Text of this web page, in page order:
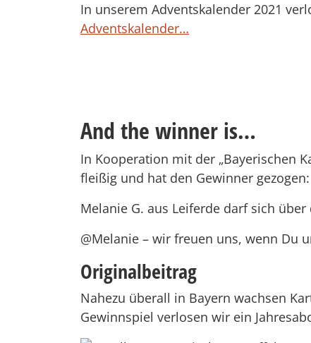
In unserem Adventskalender 2021
Adventskalender…
And the winner is…
In Kooperation mit der „Bayerischen
fleißig und hat den Gewinner gezogen:
Melanie G. aus Leiferde darf sich
@Melanie – wir freuen uns, wenn Du
Originalbeitrag
Nahezu überall in Bayern wachsen
Gewinnspiel verlosen wir ein